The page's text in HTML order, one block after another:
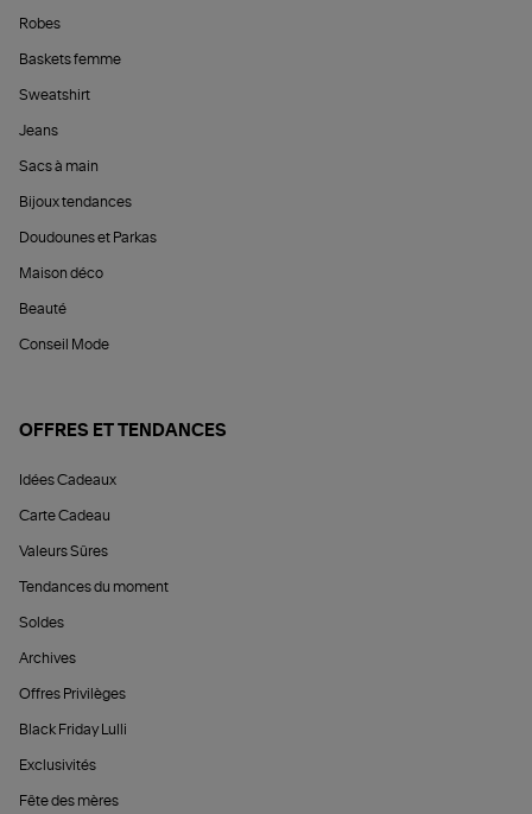
Robes
Baskets femme
Sweatshirt
Jeans
Sacs à main
Bijoux tendances
Doudounes et Parkas
Maison déco
Beauté
Conseil Mode
OFFRES ET TENDANCES
Idées Cadeaux
Carte Cadeau
Valeurs Sûres
Tendances du moment
Soldes
Archives
Offres Privilèges
Black Friday Lulli
Exclusivités
Fête des mères